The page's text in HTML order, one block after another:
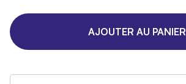
AJOUTER AU PANIER